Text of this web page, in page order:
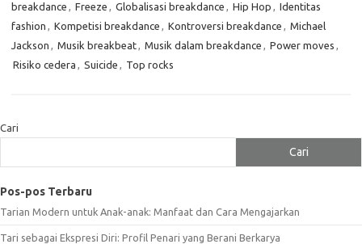
breakdance , Freeze , Globalisasi breakdance , Hip Hop , Identitas
fashion , Kompetisi breakdance , Kontroversi breakdance , Michael
Jackson , Musik breakbeat, Musik dalam breakdance , Power moves ,
Risiko cedera , Suicide , Top rocks
Cari
Cari
Pos-pos Terbaru
Tarian Modern untuk Anak-anak: Manfaat dan Cara Mengajarkan
Tari sebagai Ekspresi Diri: Profil Penari yang Berani Berkarya